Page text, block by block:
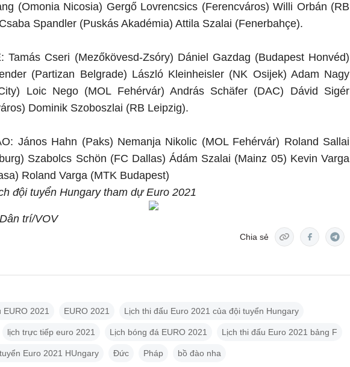
(Omonia Nicosia) Gergő Lovrencsics (Ferencváros) Willi Orbán (RB
Spandler (Puskás Akadémia) Attila Szalai (Fenerbahçe).
Tamás Cseri (Mezőkövesd-Zsóry) Dániel Gazdag (Budapest Honvéd)
(Partizan Belgrade) László Kleinheisler (NK Osijek) Adam Nagy
Loic Nego (MOL Fehérvár) András Schäfer (DAC) Dávid Sigér
Dominik Szoboszlai (RB Leipzig).
János Hahn (Paks) Nemanja Nikolic (MOL Fehérvár) Roland Sallai
Szabolcs Schön (FC Dallas) Ádám Szalai (Mainz 05) Kevin Varga
Roland Varga (MTK Budapest)
đội tuyển Hungary tham dự Euro 2021
trí/VOV
Chia sẻ
EURO 2021 EURO 2021 Lịch thi đấu Euro 2021 của đội tuyển Hungary
lịch trực tiếp euro 2021 Lịch bóng đá EURO 2021 Lịch thi đấu Euro 2021 bảng F
Euro 2021 HUngary Đức Pháp bồ đào nha